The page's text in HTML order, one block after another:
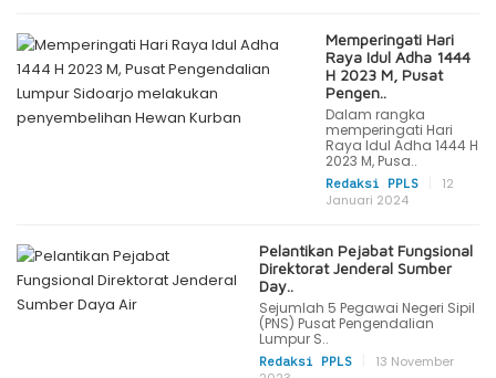
Memperingati Hari
Raya Idul Adha 1444
H 2023 M, Pusat
Pengen..
Dalam rangka
memperingati Hari
Raya Idul Adha 1444 H
2023 M, Pusa..
Redaksi PPLS
12
Januari 2024
Pelantikan Pejabat Fungsional
Direktorat Jenderal Sumber
Day..
Sejumlah 5 Pegawai Negeri Sipil
(PNS) Pusat Pengendalian
Lumpur S..
Redaksi PPLS
13 November